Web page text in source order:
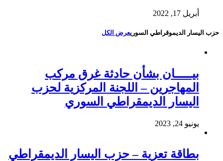
أبريل 17, 2022
حزب اليسار الديموقراطي السوريعرض الكل
بيـــــان بشأن حادثة غرق مركب
المهاجرين – اللجنة المركزية لحزب
اليسار الديمقراطي السوري
يونيو 24, 2023
بطاقة تعزية – حزب اليسار الديمقراطي